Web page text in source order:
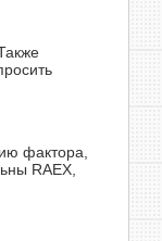
фактора,
RAEX,